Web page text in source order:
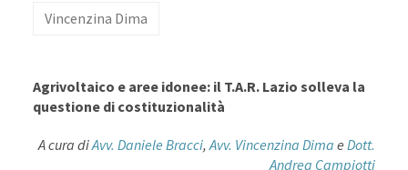
Vincenzina Dima
Agrivoltaico e aree idonee: il T.A.R. Lazio solleva la
questione di costituzionalità
A cura diAvv. Daniele Bracci,Avv. Vincenzina Dima eDott.
Andrea Campiotti